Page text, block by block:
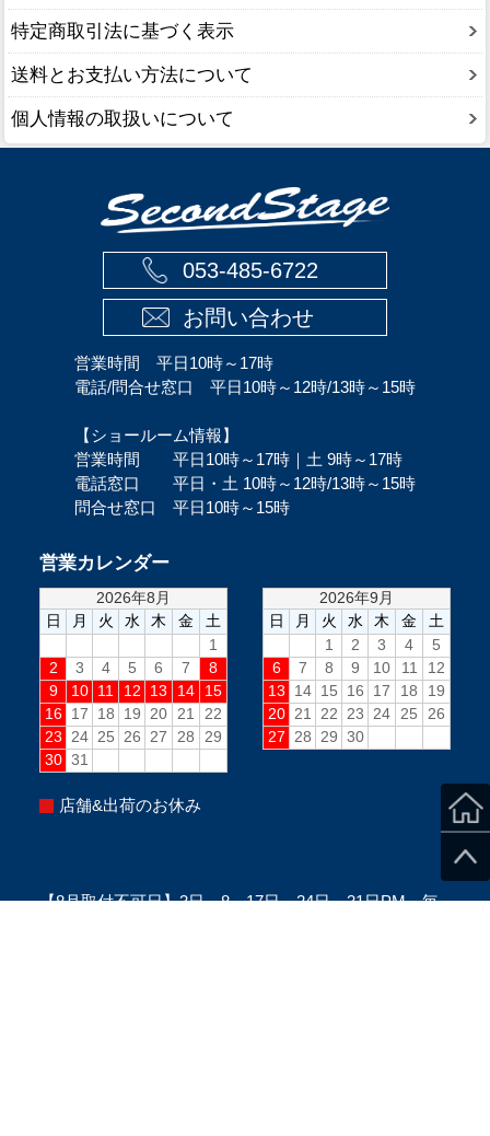
特定商取引法に基づく表示
送料とお支払い方法について
個人情報の取扱いについて
053-485-6722
お問い合わせ
営業時間 平日10時～17時
電話/問合せ窓口 平日10時～12時/13時～15時
【ショールーム情報】
営業時間 平日10時～17時｜土 9時～17時
電話窓口 平日・土 10時～12時/13時～15時
問合せ窓口 平日10時～15時
営業カレンダー
店舗&出荷のお休み
【8月取付不可日】3日、8～17日、24日、31日PM、毎